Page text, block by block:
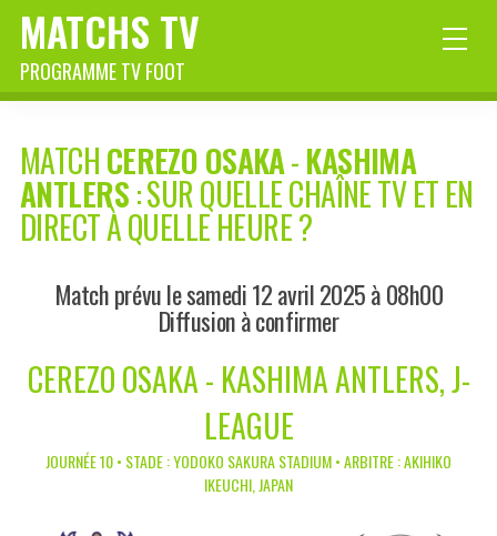
MATCHS TV
PROGRAMME TV FOOT
MATCHCEREZO OSAKA-KASHIMA
ANTLERS: SUR QUELLE CHAÎNE TV ET EN
DIRECT À QUELLE HEURE ?
Match prévu le samedi 12 avril 2025 à 08h00
Diffusion à confirmer
CEREZO OSAKA - KASHIMA ANTLERS, J-
LEAGUE
JOURNÉE 10 • STADE : YODOKO SAKURA STADIUM • ARBITRE : AKIHIKO
IKEUCHI, JAPAN